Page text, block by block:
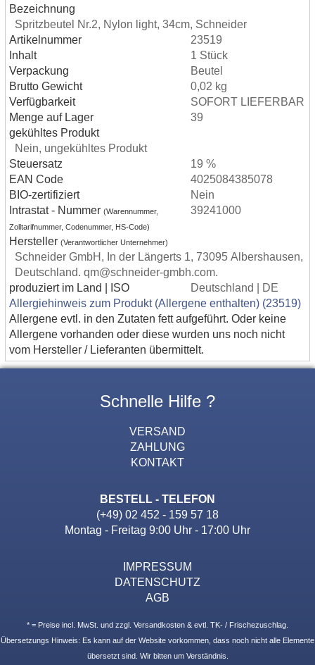
Bezeichnung
Spritzbeutel Nr.2, Nylon light, 34cm, Schneider
Artikelnummer
23519
Inhalt
1 Stück
Verpackung
Beutel
Brutto Gewicht
0,02 kg
Verfügbarkeit
SOFORT LIEFERBAR
Menge auf Lager
39
gekühltes Produkt
Nein, ungekühltes Produkt
Steuersatz
19 %
EAN Code
4025084385078
BIO-zertifiziert
Nein
Intrastat - Nummer (Warennummer,
Zolltarifnummer, Codenummer, HS-Code)
39241000
Hersteller (Verantwortlicher Unternehmer)
Schneider GmbH, In der Längerts 1, 73095 Albershausen,
Deutschland. qm@schneider-gmbh.com.
produziert im Land | ISO
Deutschland | DE
Allergiehinweis zum Produkt (Allergene enthalten) (23519)
Allergene evtl. in den Zutaten fett aufgeführt. Oder keine
Allergene vorhanden oder diese wurden uns noch nicht
vom Hersteller / Lieferanten übermittelt.
Schnelle Hilfe ?
VERSAND
ZAHLUNG
KONTAKT
BESTELL - TELEFON
(+49) 02 452 - 159 57 18
Montag - Freitag 9:00 Uhr - 17:00 Uhr
IMPRESSUM
DATENSCHUTZ
AGB
* = Preise incl. MwSt. und zzgl. Versandkosten & evtl. TK- / Frischezuschlag.
Übersetzungs Hinweis: Es kann auf der Website vorkommen, dass noch nicht alle Elemente
übersetzt sind. Wir bitten um Verständnis.